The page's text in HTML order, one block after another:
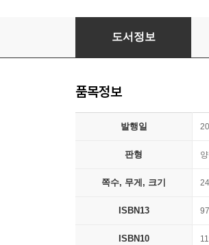
Development and
도서정보
품목정보
발행일
판형
쪽수, 무게, 크기
ISBN13
ISBN10